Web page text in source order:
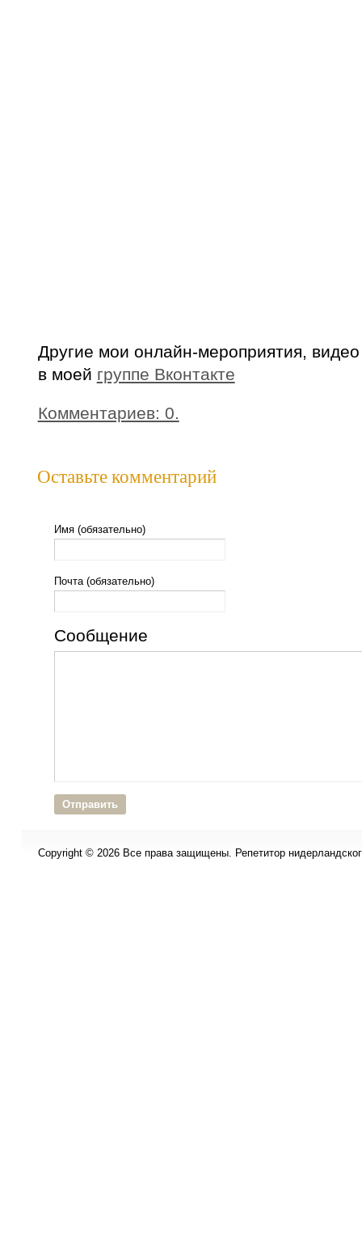
Другие мои онлайн-мероприятия,
в моей группе Вконтакте
Комментариев: 0.
Оставьте комментарий
Имя (обязательно)
Почта (обязательно)
Сообщение
Copyright © 2026 Все права защищены. Репетитор